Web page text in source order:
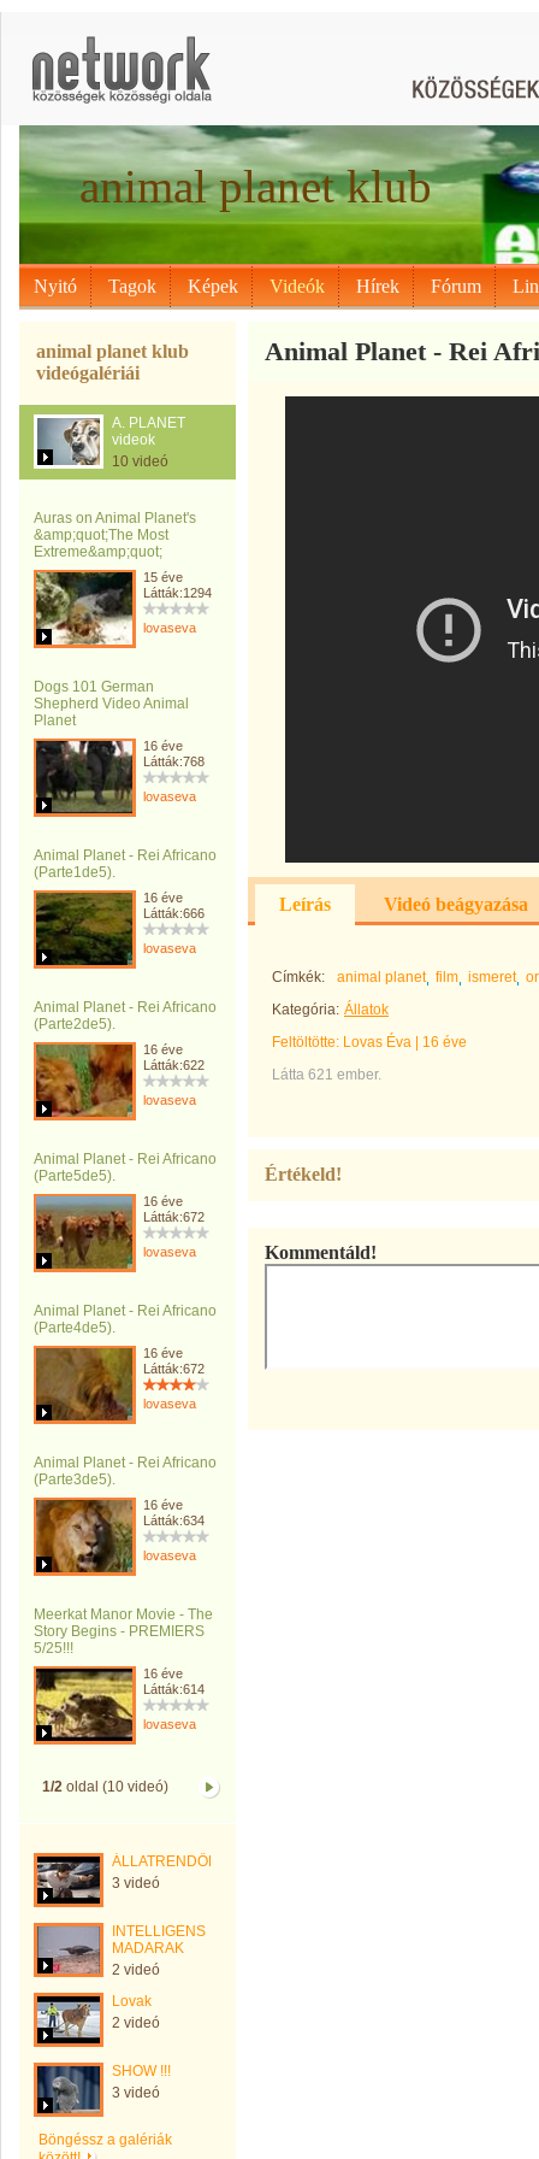
animal planet klub
Nyitó Tagok Képek Videók Hírek Fórum
animal planet klub
videógalériái
A. PLANET
videok
10 videó
Auras on Animal Planet's
&amp;quot;The Most
Extreme&amp;quot;
15 éve
Látták:1294
lovaseva
Dogs 101 German
Shepherd Video Animal
Planet
16 éve
Látták:768
lovaseva
Animal Planet - Rei Africano
(Parte1de5).
16 éve
Látták:666
lovaseva
Animal Planet - Rei Africano
(Parte2de5).
16 éve
Látták:622
lovaseva
Animal Planet - Rei Africano
(Parte5de5).
16 éve
Látták:672
lovaseva
Animal Planet - Rei Africano
(Parte4de5).
16 éve
Látták:672
lovaseva
Animal Planet - Rei Africano
(Parte3de5).
16 éve
Látták:634
lovaseva
Meerkat Manor Movie - The
Story Begins - PREMIERS
5/25!!!
16 éve
Látták:614
lovaseva
1/2oldal (10 videó)
ÁLLATRENDŐRSÉG
3 videó
INTELLIGENS
MADARAK
2 videó
Lovak
2 videó
SHOW !!!
3 videó
Böngéssz a galériák
Animal Planet - Rei
Leírás Videó beágyazása
Címkék: animal planet film ismeret
Kategória: Állatok
Feltöltötte: Lovas Éva
16 éve
Látta 621 ember.
Értékeld!
Kommentáld!